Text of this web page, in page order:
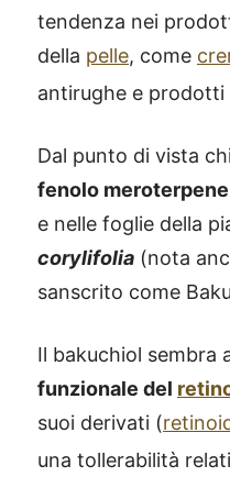
tendenza nei
della pelle, come
antirughe e prodotti
Dal punto di vista
fenolo meroterpene
e nelle foglie della
corylifolia (nota
sanscrito come
Il bakuchiol sembra
funzionale del
suoi derivati (
una tollerabilità